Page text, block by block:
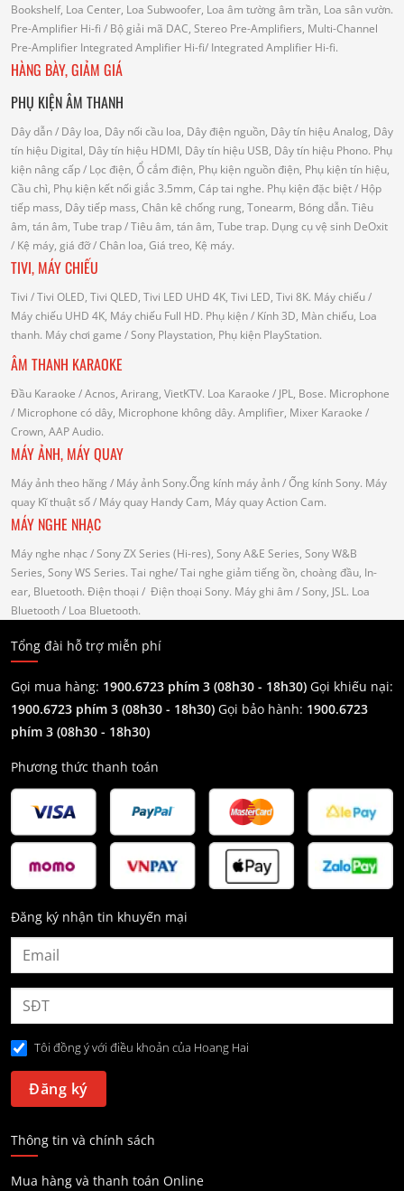
Bookshelf, Loa Center, Loa Subwoofer, Loa âm tường âm trần, Loa sân vườn.
Pre-Amplifier Hi-fi / Bộ giải mã DAC, Stereo Pre-Amplifiers, Multi-Channel
Pre-Amplifier Integrated Amplifier Hi-fi/ Integrated Amplifier Hi-fi.
HÀNG BÀY, GIẢM GIÁ
PHỤ KIỆN ÂM THANH
Dây dẫn/ Dây loa, Dây nối cầu loa, Dây điện nguồn, Dây tín hiệu Analog, Dây
tín hiệu Digital, Dây tín hiệu HDMI, Dây tín hiệu USB, Dây tín hiệu Phono. Phụ
kiện nâng cấp/ Lọc điện, Ổ cắm điện, Phụ kiện nguồn điện, Phụ kiện tín hiệu,
Cầu chì, Phụ kiện kết nối giắc 3.5mm, Cáp tai nghe. Phụ kiện đặc biệt/ Hộp
tiếp mass, Dây tiếp mass, Chân kê chống rung, Tonearm, Bóng dẫn. Tiêu
âm, tán âm, Tube trap/ Tiêu âm, tán âm, Tube trap. Dụng cụ vệ sinh DeOxit
/ Kệ máy, giá đỡ/ Chân loa, Giá treo, Kệ máy.
TIVI, MÁY CHIẾU
Tivi / Tivi OLED, Tivi QLED, Tivi LED UHD 4K, Tivi LED, Tivi 8K. Máy chiếu/
Máy chiếu UHD 4K, Máy chiếu Full HD. Phụ kiện/ Kính 3D, Màn chiếu, Loa
thanh. Máy chơi game / Sony Playstation, Phụ kiện PlayStation.
ÂM THANH KARAOKE
Đầu Karaoke / Acnos, Arirang, VietKTV. Loa Karaoke / JPL, Bose. Microphone
/ Microphone có dây, Microphone không dây. Amplifier, Mixer Karaoke /
Crown, AAP Audio.
MÁY ẢNH, MÁY QUAY
Máy ảnh theo hãng / Máy ảnh Sony.Ống kính máy ảnh / Ống kính Sony. Máy
quay Kĩ thuật số/ Máy quay Handy Cam, Máy quay Action Cam.
MÁY NGHE NHẠC
Máy nghe nhạc / Sony ZX Series (Hi-res), Sony A&E Series, Sony W&B
Series, Sony WS Series. Tai nghe/ Tai nghe giảm tiếng ồn, choàng đầu, In-
ear, Bluetooth. Điện thoại / Điện thoại Sony. Máy ghi âm / Sony, JSL. Loa
Bluetooth/ Loa Bluetooth.
Tổng đài hỗ trợ miễn phí
Gọi mua hàng: 1900.6723 phím 3 (08h30 - 18h30) Gọi khiếu nại:
1900.6723 phím 3 (08h30 - 18h30) Gọi bảo hành: 1900.6723
phím 3 (08h30 - 18h30)
Phương thức thanh toán
Đăng ký nhận tin khuyến mại
Tôi đồng ý với điều khoản của Hoang Hai
Thông tin và chính sách
Mua hàng và thanh toán Online